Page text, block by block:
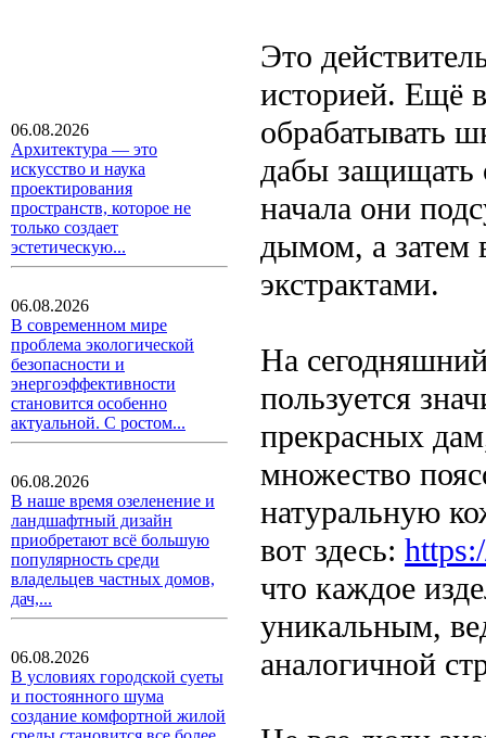
06.08.2026
Архитектура — это
искусство и наука
проектирования
пространств, которое не
только создает
эстетическую...
06.08.2026
В современном мире
проблема экологической
безопасности и
энергоэффективности
становится особенно
актуальной. С ростом...
06.08.2026
В наше время озеленение и
ландшафтный дизайн
приобретают всё большую
популярность среди
владельцев частных домов,
дач,...
06.08.2026
В условиях городской суеты
и постоянного шума
создание комфортной жилой
Это
историей. Ещё
обрабатывать
дабы защищать
начала они
дымом, а затем
экстрактами.
На
пользуется
прекрасных
множество
натуральную
вот здесь:
что каждое
уникальным,
аналогичной